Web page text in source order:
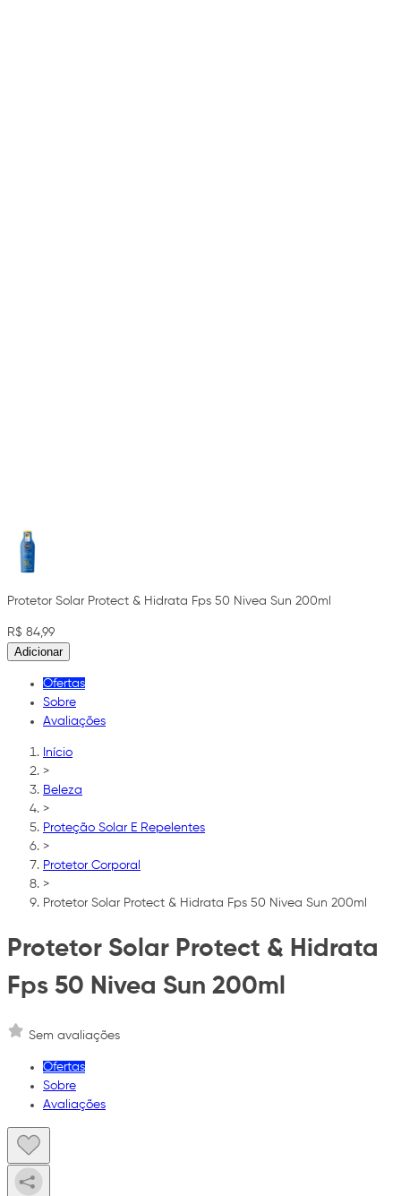
Protetor Solar Protect & Hidrata Fps 50 Nivea Sun 200ml
R$ 84,99
Adicionar
Ofertas
Sobre
Avaliações
Início
>
Beleza
>
Proteção Solar E Repelentes
>
Protetor Corporal
>
Protetor Solar Protect & Hidrata Fps 50 Nivea Sun 200ml
Protetor Solar Protect & Hidrata
Fps 50 Nivea Sun 200ml
Sem avaliações
Ofertas
Sobre
Avaliações